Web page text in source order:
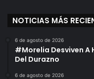
NOTICIAS MÁS
6 de agosto de 2026
#Morelia Desviven A
Del Durazno
6 de agosto de 2026